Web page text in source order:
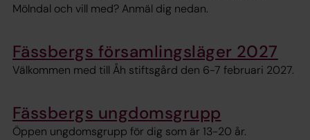
Mölndal och vill med? Anmäl dig nedan.
Fässbergs församlingsläger 2027
Välkommen med till Åh stiftsgård den 6-7 februari 2027.
Fässbergs ungdomsgrupp
Öppen ungdomsgrupp för dig som är 13-20 år.